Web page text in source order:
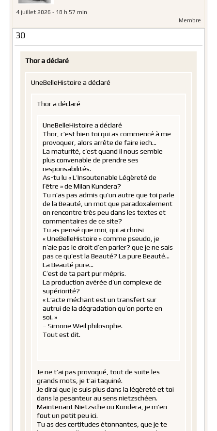
4 juillet 2026 - 18 h 57 min
Membre
30
Thor a déclaré
UneBelleHistoire a déclaré
Thor a déclaré
UneBelleHistoire a déclaré
Thor, c’est bien toi qui as commencé à me
provoquer, alors arrête de faire iech…
La maturité, c’est quand il nous semble
plus convenable de prendre ses
responsabilités.
As-tu lu « L’Insoutenable Légèreté de
l’être » de Milan Kundera?
Tu n’as pas admis qu’un autre que toi parle
de la Beauté, un mot que paradoxalement
on rencontre très peu dans les textes et
commentaires de ce site?
Tu as pensé que moi, qui ai choisi
« UneBelleHistoire » comme pseudo, je
n’aie pas le droit d’en parler? que je ne sais
pas ce qu’est la Beauté? La pure Beauté…
La Beauté pure…
C’est de ta part pur mépris.
La production avérée d’un complexe de
supériorité?
« L’acte méchant est un transfert sur
autrui de la dégradation qu’on porte en
soi. »
– Simone Weil philosophe.
Tout est dit.
Je ne t’ai pas provoqué, tout de suite les
grands mots, je t’ai taquiné.
Je dirai que je suis plus dans la légèreté et toi
dans la pesanteur au sens nietzschéen.
Maintenant Nietzsche ou Kundera, je m’en
fout un petit peu ici.
Tu as des certitudes étonnantes, que je te